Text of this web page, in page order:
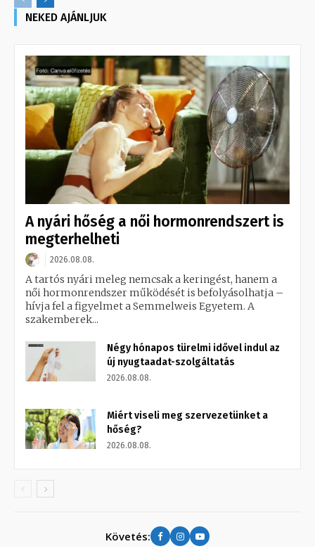
NEKED AJÁNLJUK
A nyári hőség a női hormonrendszert is
megterhelheti
2026.08.08.
A tartós nyári meleg nemcsak a keringést, hanem a
női hormonrendszer működését is befolyásolhatja –
hívja fel a figyelmet a Semmelweis Egyetem. A
szakemberek...
Négy hónapos türelmi idővel indul az
új nyugtaadat-szolgáltatás
2026.08.08.
Miért viseli meg szervezetünket a
hőség?
2026.08.08.
Követés: